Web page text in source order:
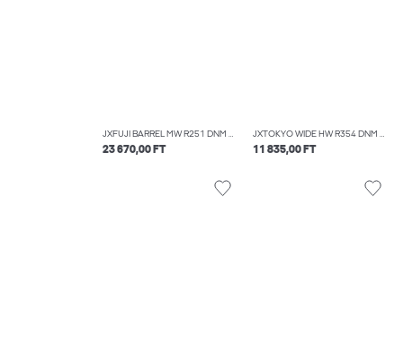
JXFUJI BARREL MW R251 DNM NOOS
23 670,00 FT
JXTOKYO WIDE HW R354 DNM NOOS
11 835,00 FT